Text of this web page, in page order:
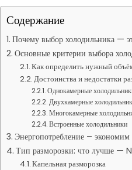
Содержание
Почему выбор холодильника —
Основные критерии выбора
Как определить нужный
Достоинства и недостатки
Однокамерные
Двухкамерные
Многокамерные
Встроенные холодильники
Энергопотребление – экономим
Тип разморозки: что лучше —
Капельная разморозка